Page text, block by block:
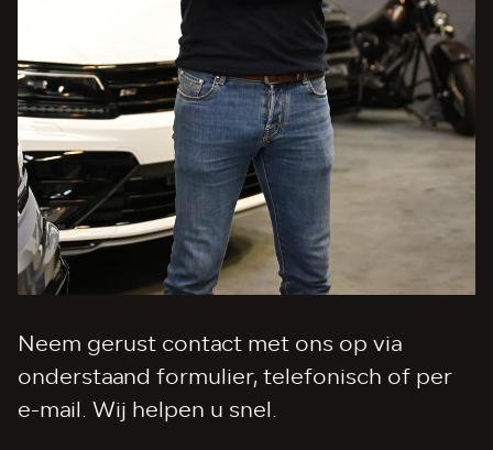
Neem gerust contact met ons op via
onderstaand formulier, telefonisch of per
e-mail. Wij helpen u snel.